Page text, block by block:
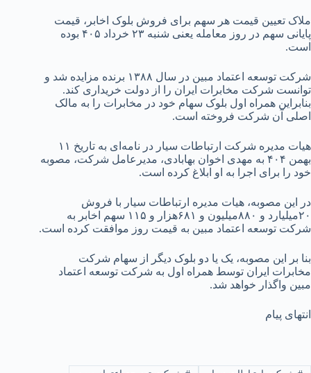
ملاک تعیین قیمت هر سهم برای فروش بلوک اخابر، قیمت
پایانی سهم در روز معامله یعنی شنبه ۲۳ خرداد ۴۰۵ بوده
است.
شرکت توسعه اعتماد مبین در سال ۱۳۸۸ برنده مزایده شد و
توانست شرکت مخابرات ایران را از دولت خریداری کند.
بنابراین همراه اول بلوک سهام خود در مخابرات را به مالک
اصلی آن شرکت فروخته است.
هیات مدیره شرکت ارتباطات سیار در نامه‌ای به تاریخ ۱۱
بهمن ۴۰۴ به مهدی اخوان بهابادی، مدیرعامل شرکت، مصوبه
خود را برای اجرا به او ابلاغ کرده است.
در این مصوبه، هیات مدیره ارتباطات سیار با فروش
۲۰میلیارد و ۸۸۰میلیون و ۶۸۱هزار و ۱۱۵ سهم اخابر به
شرکت توسعه اعتماد مبین به قیمت روز موافقت کرده است.
بنا بر این مصوبه، یک یا دو بلوک دیگر از سهام شرکت
مخابرات ایران توسط همراه اول به شرکت توسعه اعتماد
مبین واگذار خواهد شد.
انتهای پیام